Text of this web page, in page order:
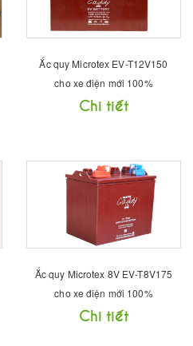
Ắc quy Microtex EV-T12V150
cho xe điện mới 100%
Chi tiết
Ắc quy Microtex 8V EV-T8V175
cho xe điện mới 100%
Chi tiết